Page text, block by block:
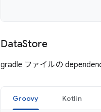
DataStore
gradle ファイルの
Groovy Kotlin